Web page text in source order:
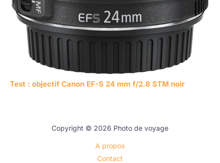
Test : objectif Canon EF-S 24 mm f/2.8 STM noir
Copyright © 2026 Photo de voyage
A propos
Contact